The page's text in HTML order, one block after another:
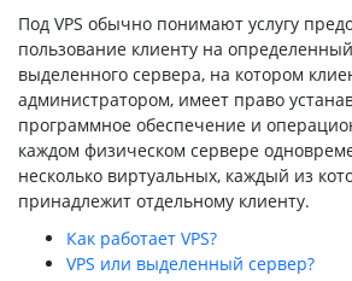
Под VPS обычно понимают услугу
пользование клиенту на
выделенного сервера, на котором
администратором, имеет право
программное обеспечение и
каждом физическом сервере
несколько виртуальных, каждый из
принадлежит отдельному клиенту.
Как работает VPS?
VPS или выделенный сервер?